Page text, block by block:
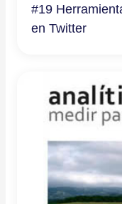
#19
en Twitter